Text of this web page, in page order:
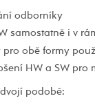
odborníky
samostatně i v
pro obě formy
HW a SW
podobě: